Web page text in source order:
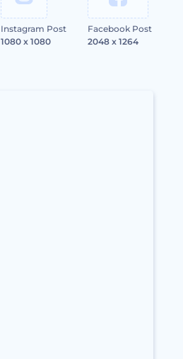
Instagram Post
1080 x 1080
Facebook Post
2048 x 1264